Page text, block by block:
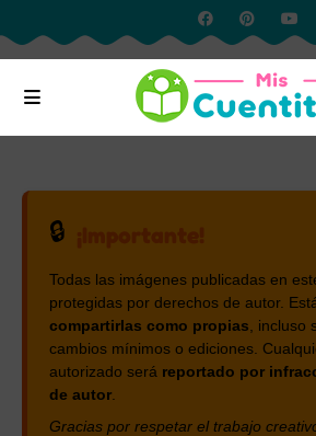
🔒
Todas las imágenes publicadas en
protegidas por derechos de autor.
compartirlas como propias , incluso
cambios mínimos o ediciones.
autorizado será reportado por
de autor
Gracias por respetar el trabajo